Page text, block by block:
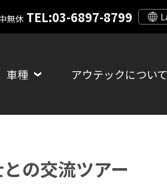
無休 TEL:03-6897-8799
車種 アウテックについて
の交流ツアー